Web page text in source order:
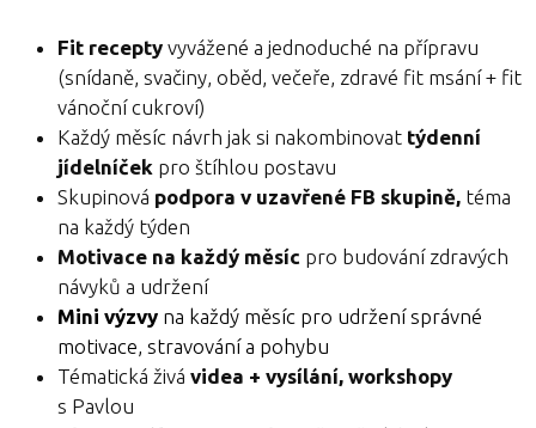
Fit recepty vyvážené a jednoduché na přípravu
(snídaně, svačiny, oběd, večeře, zdravé fit msání + fit
vánoční cukroví)
Každý měsíc návrh jak si nakombinovat týdenní
jídelníček pro štíhlou postavu
Skupinová podpora v uzavřené FB skupině, téma
na každý týden
Motivace na každý měsíc pro budování zdravých
návyků a udržení
Mini výzvy na každý měsíc pro udržení správné
motivace, stravování a pohybu
Tématická živá videa + vysílání, workshopy
s Pavlou